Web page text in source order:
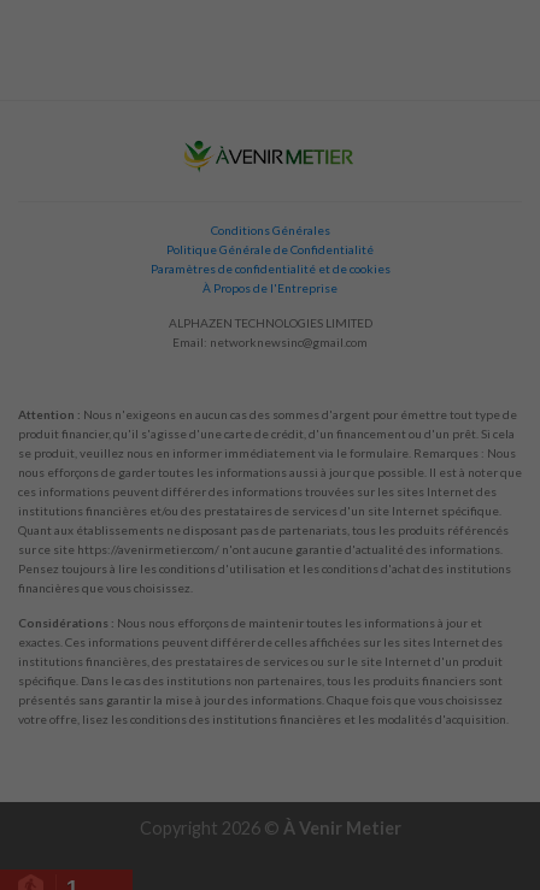
Conditions Générales
Politique Générale de Confidentialité
Paramètres de confidentialité et de cookies
À Propos de l'Entreprise
ALPHAZEN TECHNOLOGIES LIMITED
Email: networknewsinc@gmail.com
Attention : Nous n'exigeons en aucun cas des sommes d'argent pour émettre tout type de
produit financier, qu'il s'agisse d'une carte de crédit, d'un financement ou d'un prêt. Si cela
se produit, veuillez nous en informer immédiatement via le formulaire. Remarques : Nous
nous efforçons de garder toutes les informations aussi à jour que possible. Il est à noter que
ces informations peuvent différer des informations trouvées sur les sites Internet des
institutions financières et/ou des prestataires de services d'un site Internet spécifique.
Quant aux établissements ne disposant pas de partenariats, tous les produits référencés
sur ce site https://avenirmetier.com/ n'ont aucune garantie d'actualité des informations.
Pensez toujours à lire les conditions d'utilisation et les conditions d'achat des institutions
financières que vous choisissez.
Considérations : Nous nous efforçons de maintenir toutes les informations à jour et
exactes. Ces informations peuvent différer de celles affichées sur les sites Internet des
institutions financières, des prestataires de services ou sur le site Internet d'un produit
spécifique. Dans le cas des institutions non partenaires, tous les produits financiers sont
présentés sans garantir la mise à jour des informations. Chaque fois que vous choisissez
votre offre, lisez les conditions des institutions financières et les modalités d'acquisition.
Copyright 2026 © À Venir Metier